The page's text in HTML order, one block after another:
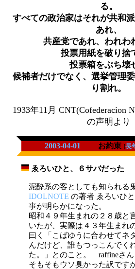
る。
すべての政治家はそれが共和
あれ、
共産党であれ、われわ
投票用紙を破り捨
投票箱をぶち壊
候補者だけでなく、選挙管理
り割れ。
1933年11月 CNT(Cofederacion
の声明より
2003-04-01 お約束 [長
ゑろいひと、６サバだった
泥酔系の客としても知られる
IDOLNOTE の著者 ゑろいひ
事が明らかになった。
昭和４９年生まれの２８歳と
いたが、実際は４３年生まれ
曰く「こばゆうに合わせてネ
んだけど、誰もつっこんでく
た。」とのこと。 raffineさ
そもそもウソ臭かった訳です